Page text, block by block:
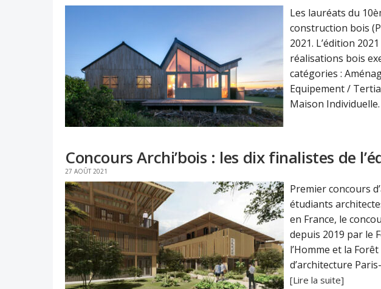
Les lauréats du
construction bois
2021. L’édition
réalisations bois
catégories :
Equipement /
Maison Individuelle.
Concours Archi’bois : les dix finalistes de
27 AOÛT 2021
Premier concours
étudiants
en France, le
depuis 2019 par le
l’Homme et la
d’architecture
[Lire la suite]